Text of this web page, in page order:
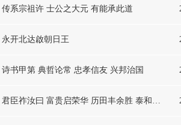
传系宗祖许 士公之大元 有能承此道
永开北达啟朝日王
诗书甲第 典哲论常 忠孝信友 兴邦治国
君臣祚汝曰 富贵启荣华 历田丰余胜 泰和自兴家